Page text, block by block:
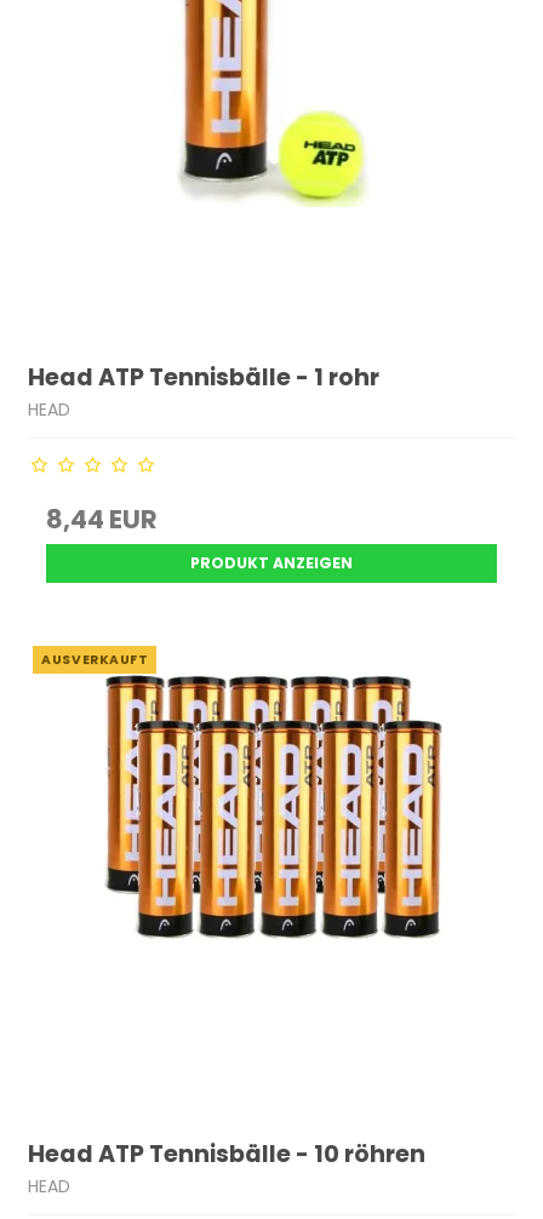
Head ATP Tennisbälle - 1 rohr
HEAD
8,44 EUR
PRODUKT ANZEIGEN
AUSVERKAUFT
Head ATP Tennisbälle - 10 röhren
HEAD